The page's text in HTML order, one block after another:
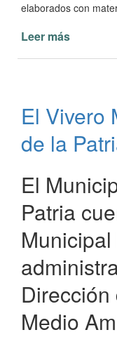
elaborados con
Leer más
en
Paso
Patria
El Vivero
de la
El
Patria
Medio